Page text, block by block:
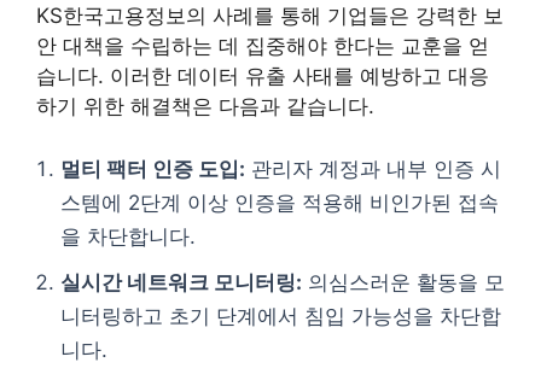
KS한국고용정보의 사례를 통해 기업들은 강력한 보
안 대책을 수립하는 데 집중해야 한다는 교훈을 얻
습니다. 이러한 데이터 유출 사태를 예방하고 대응
하기 위한 해결책은 다음과 같습니다.
멀티 팩터 인증 도입: 관리자 계정과 내부 인증 시
스템에 2단계 이상 인증을 적용해 비인가된 접속
을 차단합니다.
실시간 네트워크 모니터링: 의심스러운 활동을 모
니터링하고 초기 단계에서 침입 가능성을 차단합
니다.